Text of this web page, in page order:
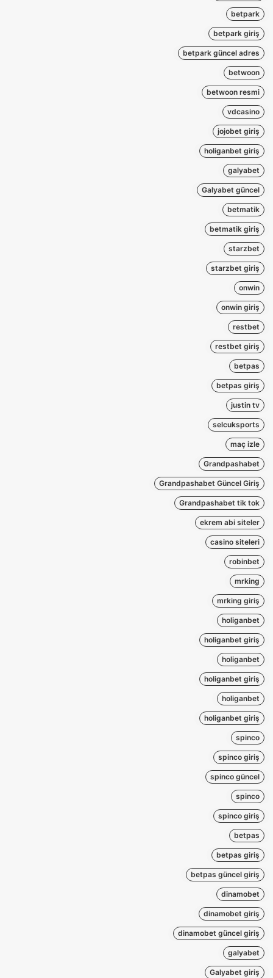
betpark
betpark giriş
betpark güncel adres
betwoon
betwoon resmi
vdcasino
jojobet giriş
holiganbet giriş
galyabet
Galyabet güncel
betmatik
betmatik giriş
starzbet
starzbet giriş
onwin
onwin giriş
restbet
restbet giriş
betpas
betpas giriş
justin tv
selcuksports
maç izle
Grandpashabet
Grandpashabet Güncel Giriş
Grandpashabet tik tok
ekrem abi siteler
casino siteleri
robinbet
mrking
mrking giriş
holiganbet
holiganbet giriş
holiganbet
holiganbet giriş
holiganbet
holiganbet giriş
spinco
spinco giriş
spinco güncel
spinco
spinco giriş
betpas
betpas giriş
betpas güncel giriş
dinamobet
dinamobet giriş
dinamobet güncel giriş
galyabet
Galyabet giriş